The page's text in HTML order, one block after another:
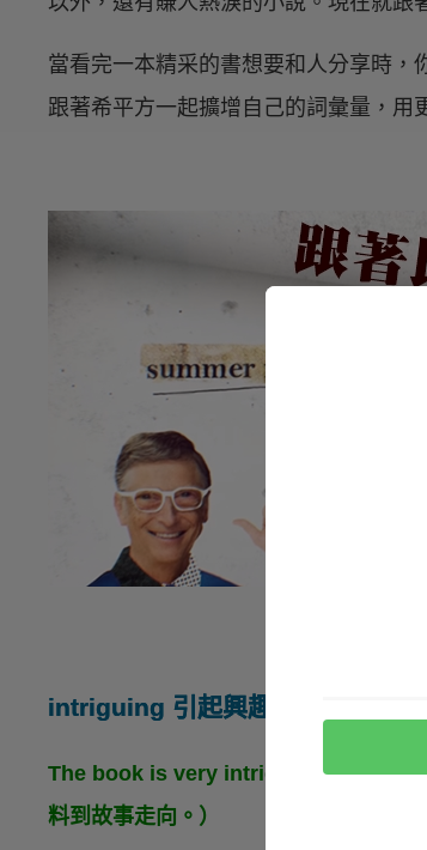
當看完一本精采的書想要和人分享時，
跟著希平方一起擴增自己的詞彙量，用
intriguing 引起興趣的
The book is very intriguing, but
料到故事走向。）